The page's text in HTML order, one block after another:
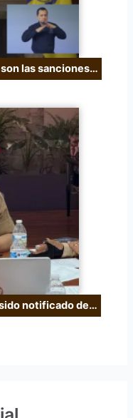
las sanciones…
notificado de…